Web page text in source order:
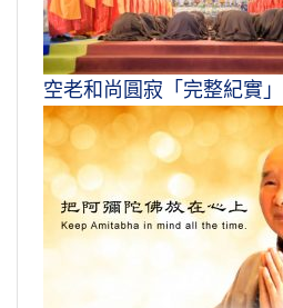
空老和尚圓寂「完整紀實」